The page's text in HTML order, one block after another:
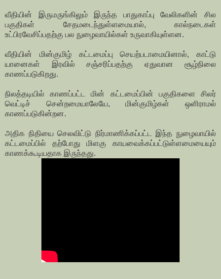
வீதியின் இருமருங்கிலும் இருந்த பாதுகாப்பு வேலிகளின் சில
பகுதிகள் சேதமடைந்துள்ளமையால், கால்நடைகள்
உட்பிரவேசிப்பதற்கு பல நுழைவாயில்கள் உருவாகியுள்ளன.
வீதியின் மின்குமிழ் கட்டமைப்பு செயற்படாமையினால், காட்டு
யானைகள் இரவில் சஞ்சரிப்பதற்கு ஏதுவான சூழ்நிலை
காணப்படுகிறது.
நிலத்தடியில் காணப்பட்ட மின் கட்டமைப்பின் பகுதிகளை சிலர்
வெட்டிச் சென்றமையாலேயே, மின்குமிழ்கள் ஒளிராமல்
காணப்படுகின்றன.
அதிக நிதியை செலவிட்டு நிர்மாணிக்கப்பட்ட இந்த நுழைவாயில்
கட்டமைப்பில் தற்போது மிளகு காயவைக்கப்பட்டுள்ளமையையும்
காணக்கூடியதாக இருந்தது.